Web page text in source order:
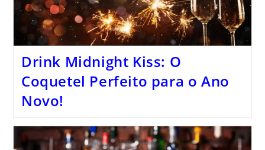
Drink Midnight Kiss: O
Coquetel Perfeito para o Ano
Novo!